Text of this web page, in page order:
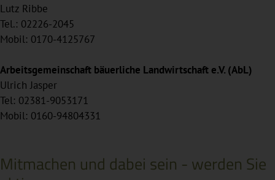
Lutz Ribbe
Tel.: 02226-2045
Mobil: 0170-4125767
Arbeitsgemeinschaft bäuerliche Landwirtschaft e.V. (AbL)
Ulrich Jasper
Tel: 02381-9053171
Mobil: 0160-94804331
Mitmachen und dabei sein - werden Sie